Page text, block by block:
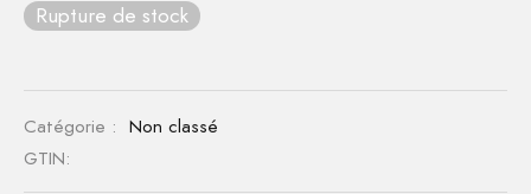
Rupture de stock
Catégorie : Non classé
GTIN: